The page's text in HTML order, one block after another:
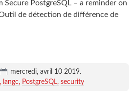
Secure PostgreSQL – a reminder on
de détection de différence de
mercredi, avril 10 2019.
langc PostgreSQL security